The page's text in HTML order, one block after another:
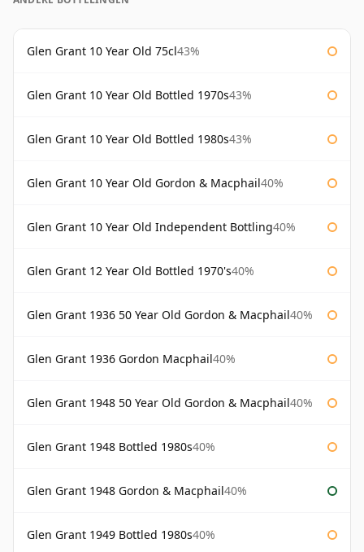
Glen Grant 10 Year Old 75cl43%
Glen Grant 10 Year Old Bottled 1970s43%
Glen Grant 10 Year Old Bottled 1980s43%
Glen Grant 10 Year Old Gordon & Macphail40%
Glen Grant 10 Year Old Independent Bottling40%
Glen Grant 12 Year Old Bottled 1970's40%
Glen Grant 1936 50 Year Old Gordon & Macphail40%
Glen Grant 1936 Gordon Macphail40%
Glen Grant 1948 50 Year Old Gordon & Macphail40%
Glen Grant 1948 Bottled 1980s40%
Glen Grant 1948 Gordon & Macphail40%
Glen Grant 1949 Bottled 1980s40%